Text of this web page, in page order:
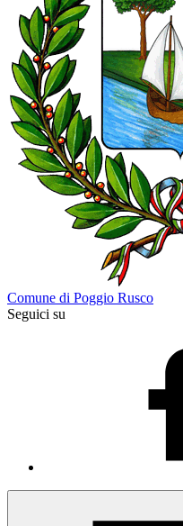
Comune di Poggio Rusco
Seguici su